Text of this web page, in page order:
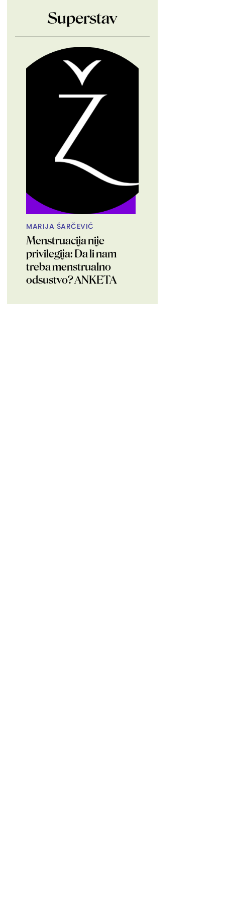
Superstav
MARIJA ŠARČEVIĆ
Menstruacija nije
privilegija: Da li nam
treba menstrualno
odsustvo? ANKETA